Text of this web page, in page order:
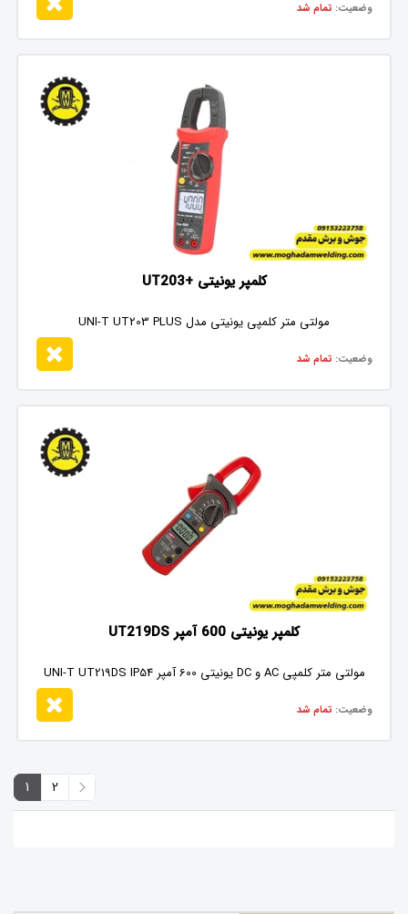
وضعیت: تمام شد
کلمپر یونیتی +UT203
مولتی متر کلمپی یونیتی مدل UNI-T UT203 PLUS
وضعیت: تمام شد
کلمپر یونیتی 600 آمپر UT219DS
مولتی متر کلمپی AC و DC یونیتی 600 آمپر UNI-T UT219DS IP54
وضعیت: تمام شد
1 2